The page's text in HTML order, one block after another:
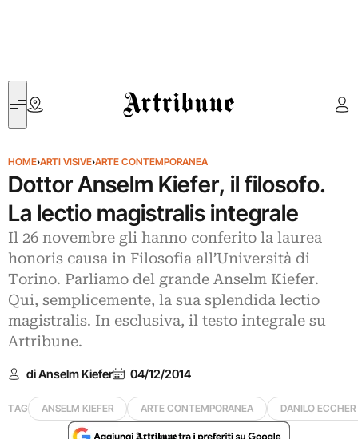
Artribune
HOME›ARTI VISIVE›ARTE CONTEMPORANEA
Dottor Anselm Kiefer, il filosofo.
La lectio magistralis integrale
Il 26 novembre gli hanno conferito la laurea
honoris causa in Filosofia all’Università di
Torino. Parliamo del grande Anselm Kiefer.
Qui, semplicemente, la sua splendida lectio
magistralis. In esclusiva, il testo integrale su
Artribune.
di Anselm Kiefer 04/12/2014
TAG ANSELM KIEFER ARTE CONTEMPORANEA DANILO ECCHER